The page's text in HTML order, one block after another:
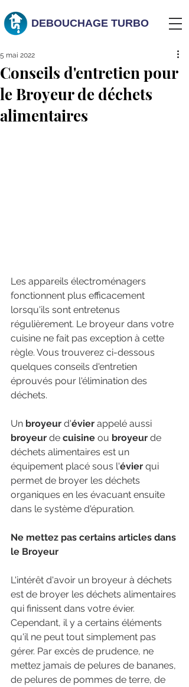
DEBOUCHAGE TURBO
Conseils d'entretien pour
le Broyeur de déchets
alimentaires
5 mai 2022
Les appareils électroménagers
fonctionnent plus efficacement
lorsqu'ils sont entretenus
régulièrement. Le broyeur dans votre
cuisine ne fait pas exception à cette
règle. Vous trouverez ci-dessous
quelques conseils d'entretien
éprouvés pour l'élimination des
déchets.
Un broyeur d'évier appelé aussi
broyeur de cuisine ou broyeur de
déchets alimentaires est un
équipement placé sous l'évier qui
permet de broyer les déchets
organiques en les évacuant ensuite
dans le système d'épuration.
Ne mettez pas certains articles dans
le Broyeur
L'intérêt d'avoir un broyeur à déchets
est de broyer les déchets alimentaires
qui finissent dans votre évier.
Cependant, il y a certains éléments
qu'il ne peut tout simplement pas
gérer. Par excès de prudence, ne
mettez jamais de pelures de bananes,
de pelures de pommes de terre, de